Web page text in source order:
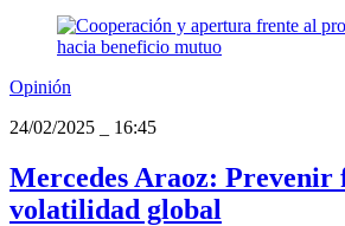
Opinión
24/02/2025
16:45
Mercedes Araoz: Prevenir
volatilidad global